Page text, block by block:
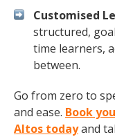
Customised
structured,
time learners,
between.
Go from zero to
and ease. Book
Altos todayand